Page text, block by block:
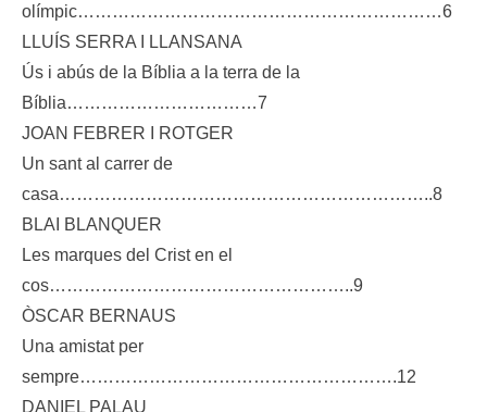
olímpic………………………………………………………6
LLUÍS SERRA I LLANSANA
Ús i abús de la Bíblia a la terra de la
Bíblia……………………………7
JOAN FEBRER I ROTGER
Un sant al carrer de
casa………………………………………………………..8
BLAI BLANQUER
Les marques del Crist en el
cos……………………………………………..9
ÒSCAR BERNAUS
Una amistat per
sempre……………………………………………….12
DANIEL PALAU